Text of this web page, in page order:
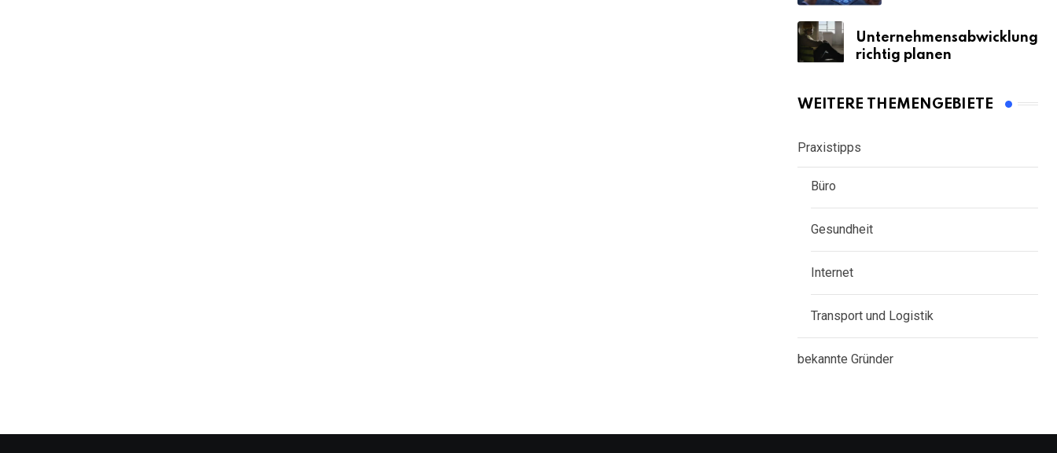
Unternehmensabwicklung
richtig planen
WEITERE THEMENGEBIETE
Praxistipps
Büro
Gesundheit
Internet
Transport und Logistik
bekannte Gründer